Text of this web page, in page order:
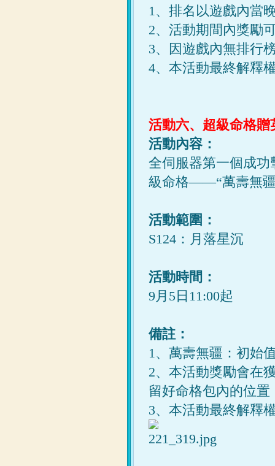
1、排名以遊戲內當
2、活動期間內獎勵
3、因遊戲內無排行
4、本活動最終解釋
活動六、超級命格贈
活動內容：
全伺服器第一個成功
級命格——“萬壽無
活動範圍：
S124：月落星沉
活動時間：
9月5日11:00起
備註：
1、萬壽無疆：初始
2、本活動獎勵會在
留好命格包內的位置
3、本活動最終解釋